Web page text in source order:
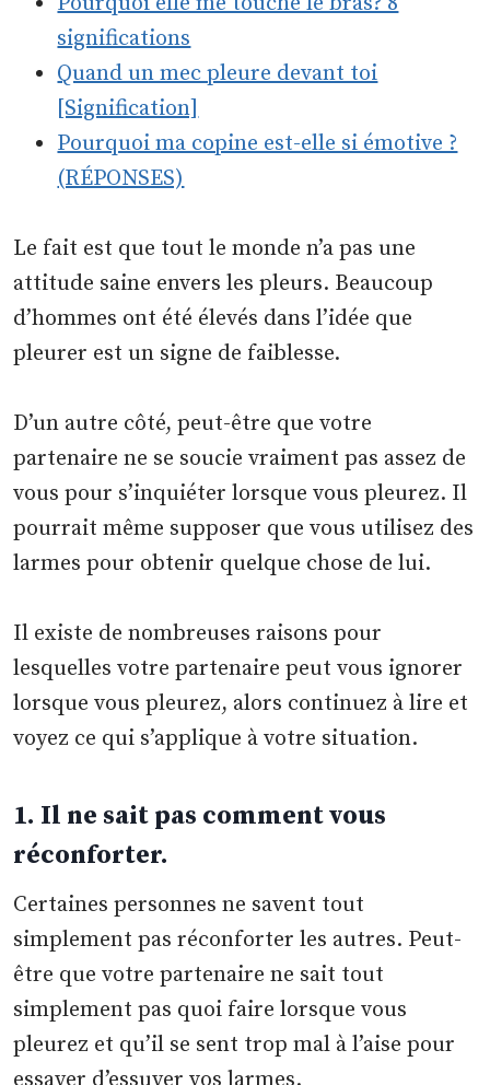
significations
Quand un mec pleure devant toi
[Signification]
Pourquoi ma copine est-elle si émotive ?
(RÉPONSES)
Le fait est que tout le monde n’a pas une
attitude saine envers les pleurs. Beaucoup
d’hommes ont été élevés dans l’idée que
pleurer est un signe de faiblesse.
D’un autre côté, peut-être que votre
partenaire ne se soucie vraiment pas assez de
vous pour s’inquiéter lorsque vous pleurez. Il
pourrait même supposer que vous utilisez des
larmes pour obtenir quelque chose de lui.
Il existe de nombreuses raisons pour
lesquelles votre partenaire peut vous ignorer
lorsque vous pleurez, alors continuez à lire et
voyez ce qui s’applique à votre situation.
1. Il ne sait pas comment vous
réconforter.
Certaines personnes ne savent tout
simplement pas réconforter les autres. Peut-
être que votre partenaire ne sait tout
simplement pas quoi faire lorsque vous
pleurez et qu’il se sent trop mal à l’aise pour